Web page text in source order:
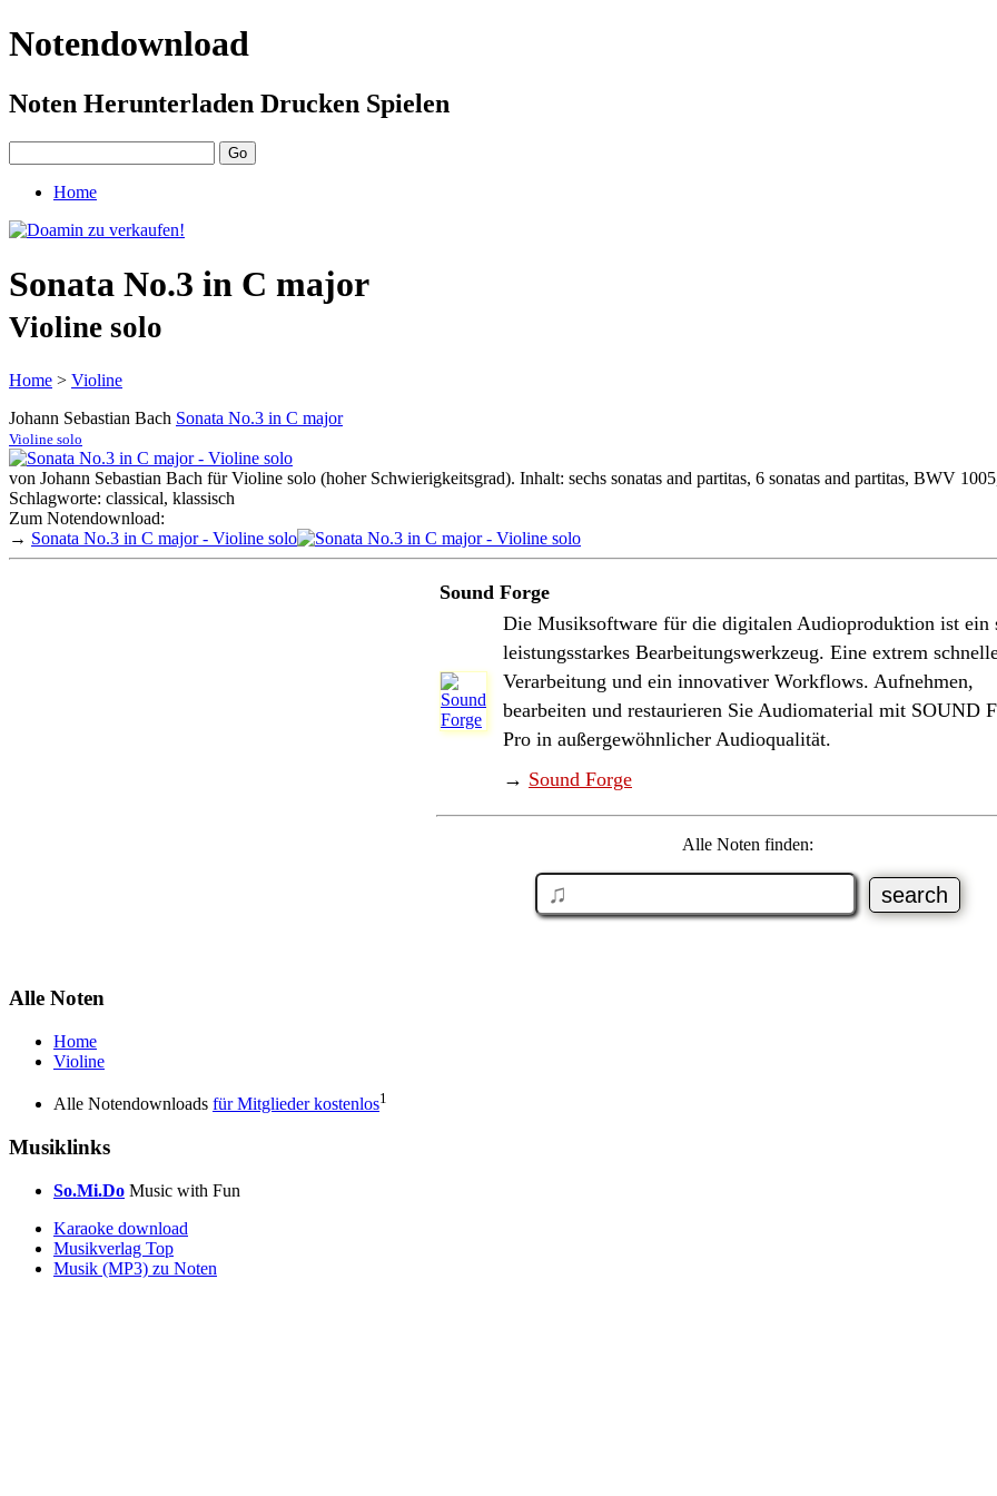
Notendownload
Noten Herunterladen Drucken Spielen
Home
Sonata No.3 in C major
Violine solo
Home > Violine
Johann Sebastian Bach Sonata No.3 in C major
Violine solo
von Johann Sebastian Bach für Violine solo (hoher Schwierigkeitsgrad). Inhalt: sechs sonatas and partitas, 6 sonatas and partitas, BWV
Schlagworte: classical, klassisch
Zum Notendownload:
→ Sonata No.3 in C major - Violine solo
Sound Forge
Die Musiksoftware für die digitalen Audioproduktion ist ein
leistungsstarkes Bearbeitungswerkzeug. Eine extrem
Verarbeitung und ein innovativer Workflows. Aufnehmen,
bearbeiten und restaurieren Sie Audiomaterial mit SOUND
Pro in außergewöhnlicher Audioqualität.
→ Sound Forge
Alle Noten finden:
Alle Noten
Home
Violine
Alle Notendownloads für Mitglieder kostenlos1
Musiklinks
So.Mi.Do Music with Fun
Karaoke download
Musikverlag Top
Musik (MP3) zu Noten